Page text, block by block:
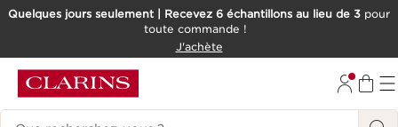
ALLER AU CONTENU
Quelques jours seulement | Recevez 6 échantillons au lieu de 3 pour
toute commande !
J'achète
Historique des recherches